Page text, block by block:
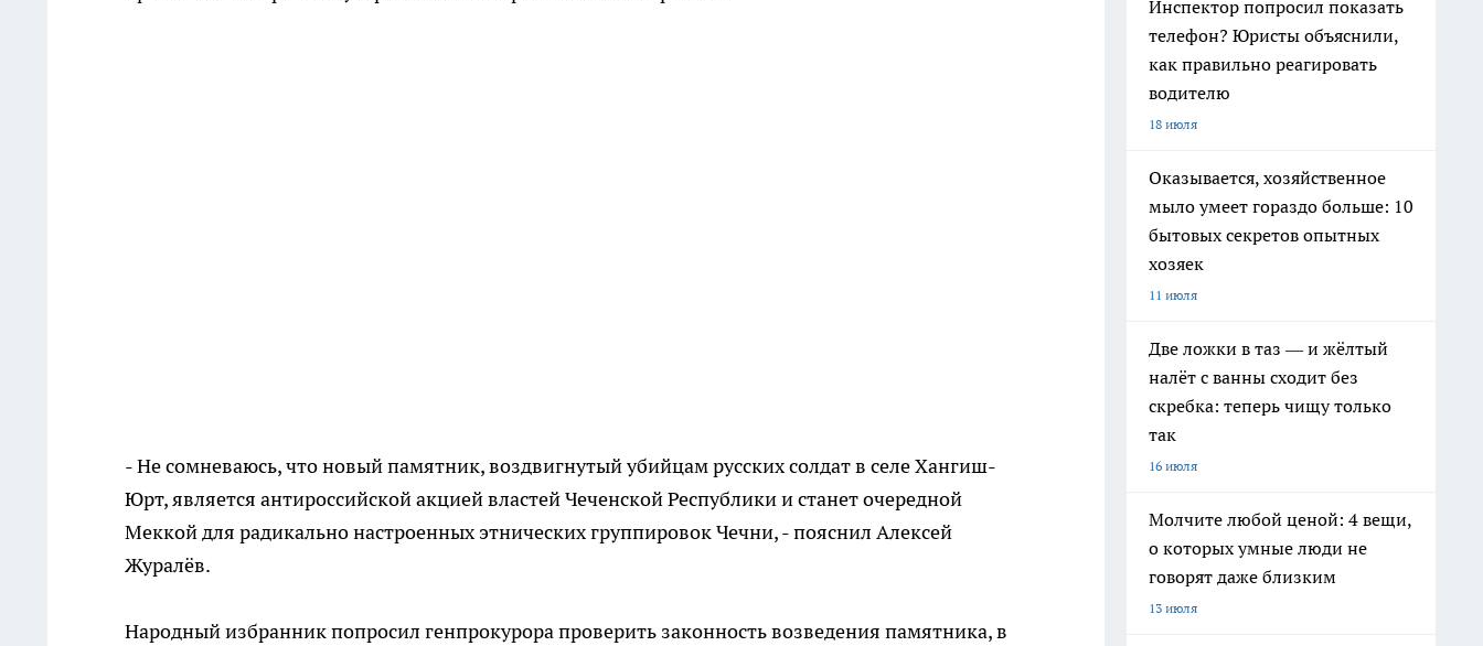
- Не сомневаюсь, что новый памятник, воздвигнутый убийцам русских солдат в селе Хангиш-
Юрт, является антироссийской акцией властей Чеченской Республики и станет очередной
Меккой для радикально настроенных этнических группировок Чечни, - пояснил Алексей
Журалёв.
Народный избранник попросил генпрокурора проверить законность возведения памятника, в
Инспектор попросил показать
телефон? Юристы объяснили,
как правильно реагировать
водителю
18 июля
Оказывается, хозяйственное
мыло умеет гораздо больше: 10
бытовых секретов опытных
хозяек
11 июля
Две ложки в таз — и жёлтый
налёт с ванны сходит без
скребка: теперь чищу только
так
16 июля
Молчите любой ценой: 4 вещи,
о которых умные люди не
говорят даже близким
13 июля